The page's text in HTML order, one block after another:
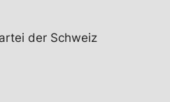
der Schweiz